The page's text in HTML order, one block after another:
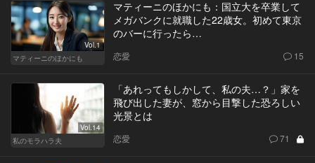
Vol.1
マティーニのほかにも
マティーニのほかにも：国立大を卒業して
メガバンクに就職した22歳女。初めて東京
のバーに行ったら…
恋愛 15
Vol.14
私のモラハラ夫
「あれってもしかして、私の夫…？」家を
飛び出した妻が、窓から目撃した恐ろしい
光景とは
恋愛 71